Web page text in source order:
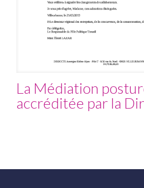
La Médiation
accréditée par la